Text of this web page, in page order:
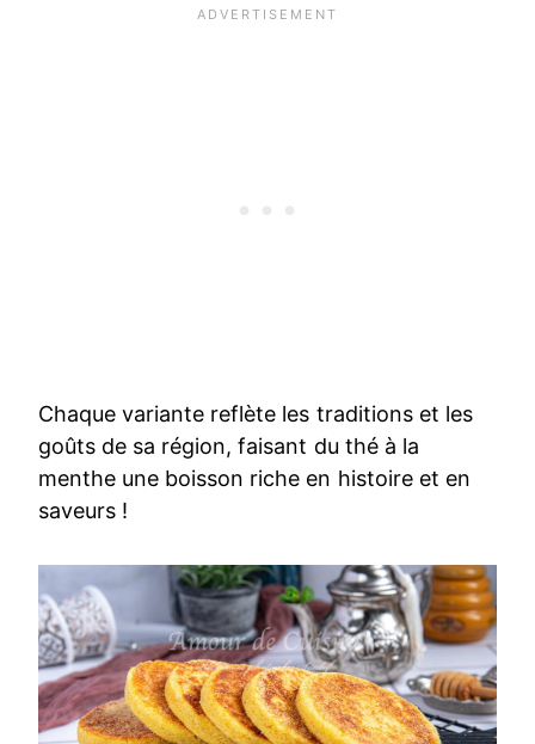
Chaque variante reflète les traditions et les
goûts de sa région, faisant du thé à la
menthe une boisson riche en histoire et en
saveurs !